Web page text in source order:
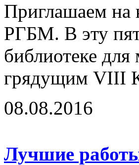
Приглашаем на
РГБМ. В эту
библиотеке для
грядущим VIII
08.08.2016
Лучшие